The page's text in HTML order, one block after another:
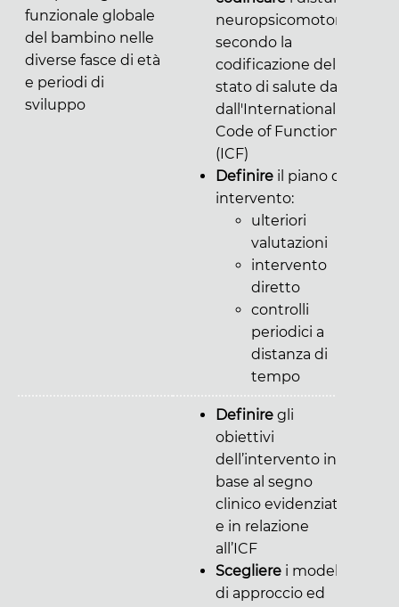
funzionale globale
del bambino nelle
diverse fasce di età
e periodi di
sviluppo
neuropsicomotori
secondo la
codificazione dello
stato di salute data
dall'International
Code of Function
(ICF)
Definire il piano di
intervento:
ulteriori
valutazioni
intervento
diretto
controlli
periodici a
distanza di
tempo
Definire gli
obiettivi
dell’intervento in
base al segno
clinico evidenziato
e in relazione
all’ICF
Scegliere i modelli
di approccio ed